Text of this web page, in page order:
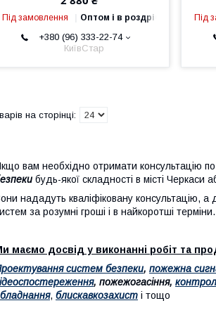
Під замовлення Оптом і в роздріб
+380 (96) 333-22-74
КиївСтар
Під
вам необхідно отримати консультацію
будь-якої складності в місті
нададуть кваліфіковану консультацію,
за розумні гроші і в найкоротші терміни.
маємо досвід у виконанні робіт та
систем безпеки, пожежна
, пожежогасіння,
, блискавкозахист і тощо